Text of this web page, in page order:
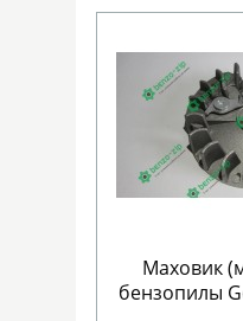
Маховик
бензопилы